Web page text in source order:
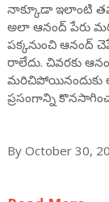
నాక్కూడా ఇలాంటి
అలా ఆనంద్ పేరు
పక్కనుంచి ఆనంద్
రాలేదు. చివరకు
మరిచిపోయినందుకు
ప్రసంగాన్ని
By October 30,